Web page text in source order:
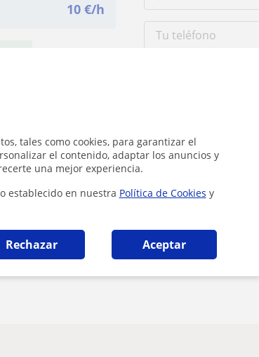
tales como cookies, para garantizar el
el contenido, adaptar los anuncios y
una mejor experiencia.
establecido en nuestra Política de Cookies y
Rechazar Aceptar
10 €/h
Al hacer clic, aceptas nuestro